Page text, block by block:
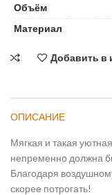
Объём
Материал
Добавить в
ОПИСАНИЕ
Мягкая и такая
непременно должна
Благодаря
скорее потрогать!